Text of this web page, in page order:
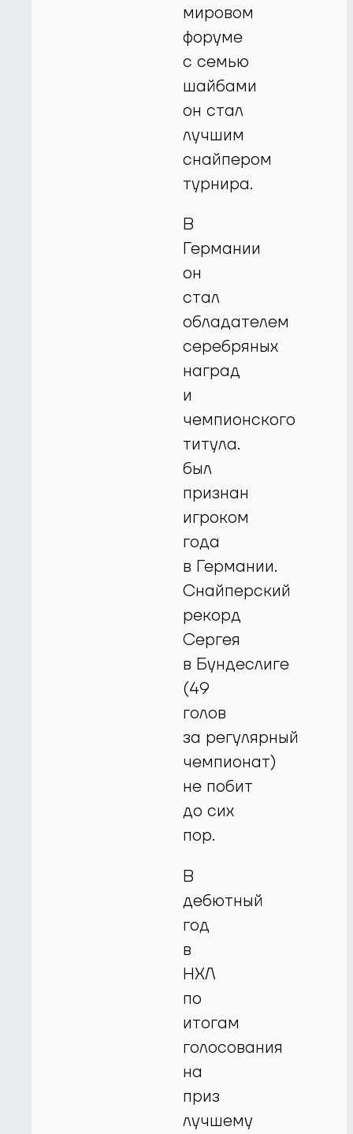
мировом
форуме
с семью
шайбами
он стал
лучшим
снайпером
турнира.
В
Германии
он
стал
обладателем
серебряных
наград
и
чемпионского
титула.
был
признан
игроком
года
в Германии.
Снайперский
рекорд
Сергея
в Бундеслиге
(49
голов
за регулярный
чемпионат)
не побит
до сих
пор.
В
дебютный
год
в
НХЛ
по
итогам
голосования
на
приз
лучшему